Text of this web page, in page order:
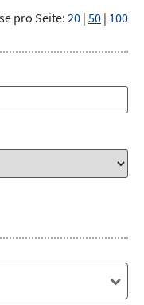
pro Seite:20 | 50 | 100